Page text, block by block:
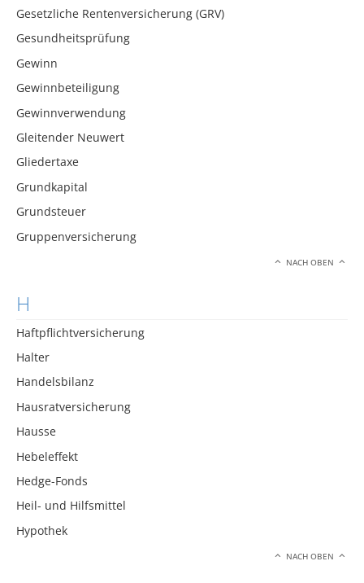
Gesetzliche Rentenversicherung (GRV)
Gesundheitsprüfung
Gewinn
Gewinnbeteiligung
Gewinnverwendung
Gleitender Neuwert
Gliedertaxe
Grundkapital
Grundsteuer
Gruppenversicherung
NACH OBEN
H
Haftpflichtversicherung
Halter
Handelsbilanz
Hausratversicherung
Hausse
Hebeleffekt
Hedge-Fonds
Heil- und Hilfsmittel
Hypothek
NACH OBEN